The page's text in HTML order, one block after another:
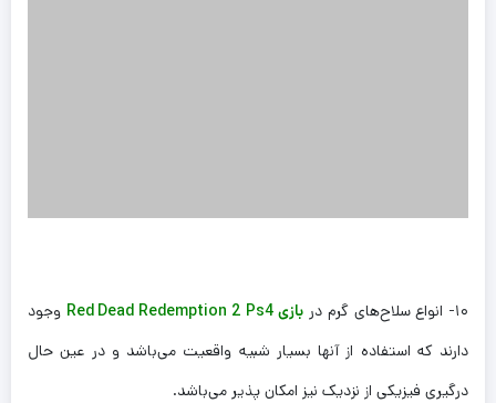
۱۰- انواع سلاح‌های گرم در بازی Red Dead Redemption 2 Ps4
وجود
دارند که استفاده از آنها بسیار شبیه واقعیت می‌باشد و در عین حال
درگیری فیزیکی از نزدیک نیز امکان پذیر می‌باشد.